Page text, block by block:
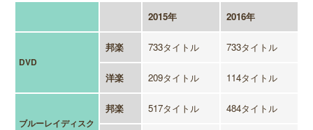
2015年 2016年
DVD
邦楽 733タイトル 733タイトル
洋楽 209タイトル 114タイトル
ブルーレイディスク
邦楽 517タイトル 484タイトル